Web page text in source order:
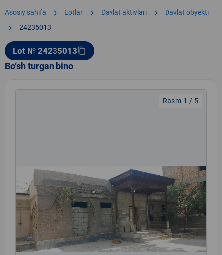
Asosiy sahifa chevron_right Lotlar chevron_right Davlat aktivlari chevron_right Davlat obyekti
chevron_right 24235013
Lot № 24235013content_copy
Bo‘sh turgan bino
Rasm 1 / 5